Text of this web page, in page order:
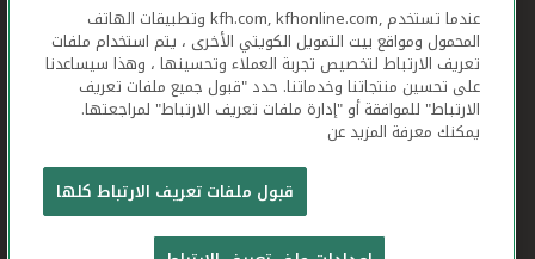
بيت التمويل الكويتي جميع الحقوق محفوظة © 2026
شروط وأحكام استخدام الموقع الإلكتروني
عندما تستخدم ,kfh.com, kfhonline.com وتطبيقات الهاتف
المحمول ومواقع بيت التمويل الكويتي الأخرى ، يتم استخدام ملفات
تعريف الارتباط لتخصيص تجربة العملاء وتحسينها ، وهذا سيساعدنا
على تحسين منتجاتنا وخدماتنا. حدد "قبول جميع ملفات تعريف
الارتباط" للموافقة أو "إدارة ملفات تعريف الارتباط" لمراجعتها.
يمكنك معرفة المزيد عن
قبول ملفات تعريف الارتباط كلها